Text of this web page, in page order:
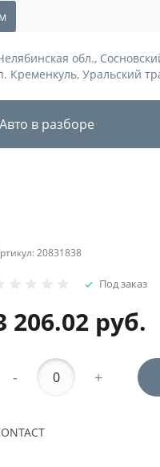
обл.,
Кременкуль, Уральский
Авто в разборе
20831838
Под заказ
206.02 руб.
- +